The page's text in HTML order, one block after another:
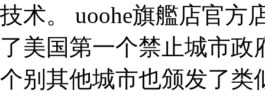
技术。 uoohe旗艦店官方
了美国第一个禁止城市
个别其他城市也颁发了类